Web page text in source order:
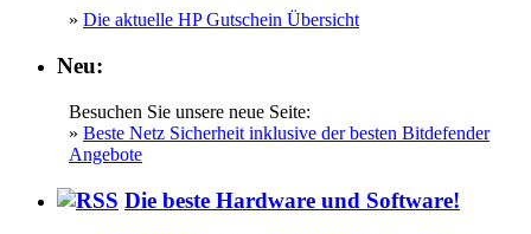
» Die aktuelle HP Gutschein Übersicht
Neu:
Besuchen Sie unsere neue Seite:
» Beste Netz Sicherheit inklusive der besten Bitdefender
Angebote
Die beste Hardware und Software!